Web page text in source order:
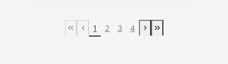
First Page
Previous page
1 2 3 4
Next page
Last Page